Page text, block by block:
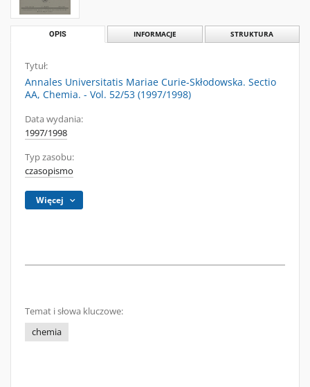
OPIS INFORMACJE STRUKTURA
Tytuł:
Annales Universitatis Mariae Curie-Skłodowska. Sectio
AA, Chemia. - Vol. 52/53 (1997/1998)
Data wydania:
1997/1998
Typ zasobu:
czasopismo
Więcej
Temat i słowa kluczowe:
chemia